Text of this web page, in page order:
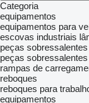
Categoria
equipamentos
equipamentos para
escovas industriais
peças sobressalentes
peças
rampas de
reboques
reboques para
equipamentos